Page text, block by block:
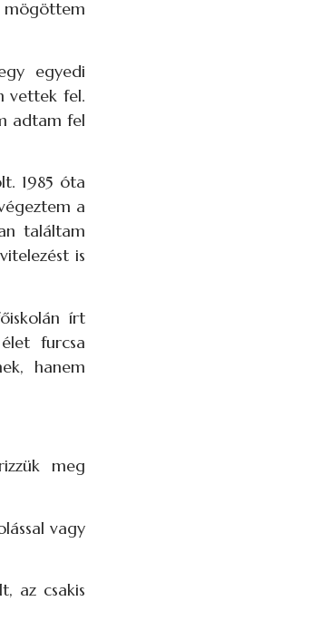
mögöttem
egyedi
vettek fel.
adtam fel
1985 óta
a
találtam
is
írt
furcsa
hanem
meg
vagy
az csakis